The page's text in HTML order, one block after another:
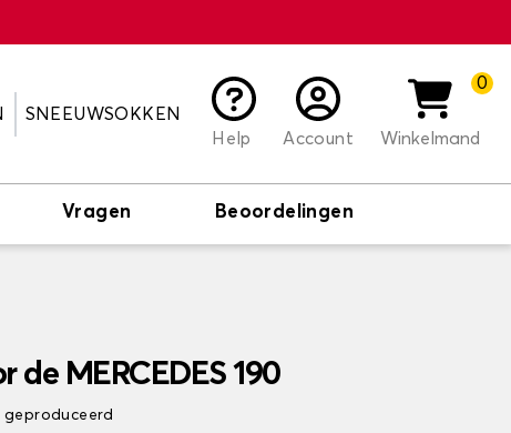
SNEEUWSOKKEN
Help
Account
0
Winkelmand
Vragen Beoordelingen
MERCEDES 190